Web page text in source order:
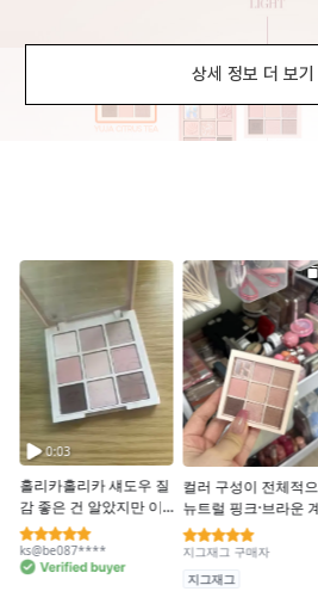
상세 정보 더 보기